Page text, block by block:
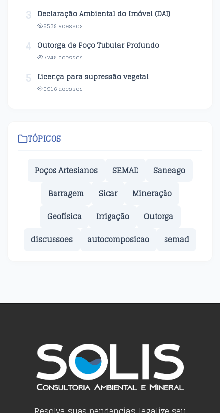
3 Declaração Ambiental do Imóvel (DAI)
8538 acessos
4 Outorga de Poço Tubular Profundo
7248 acessos
5 Licença para supressão vegetal
5916 acessos
TÓPICOS
Poços Artesianos SEMAD
Saneago
Barragem
Sicar
Mineração
Geofísica
Irrigação
Outorga
discussoes
autocomposicao semad